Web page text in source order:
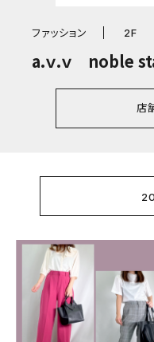
ファッション 2F
a.ｖ.ｖ noble
店